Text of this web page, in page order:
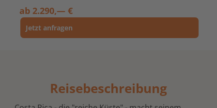
ab 2.290,— €
Jetzt anfragen
Reisebeschreibung